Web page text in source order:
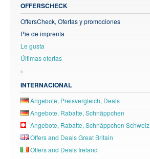
OFFERSCHECK
OffersCheck, Ofertas y promociones
Pie de imprenta
Le gusta
Últimas ofertas
INTERNACIONAL
Angebote, Preisvergleich, Deals
Angebote, Rabatte, Schnäppchen
Angebote, Rabatte, Schnäppchen Schweiz
Offers and Deals Great Britain
Offers and Deals Ireland